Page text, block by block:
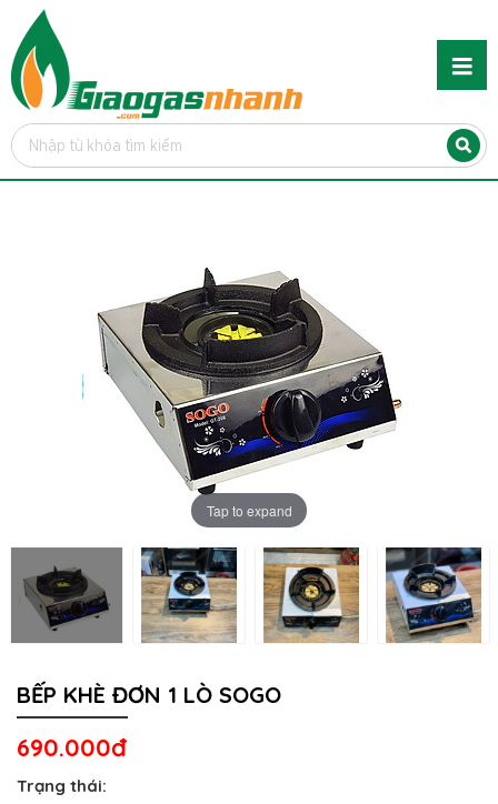
Tap to expand
BẾP KHÈ ĐƠN 1 LÒ SOGO
690.000đ
Trạng thái: